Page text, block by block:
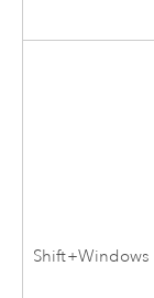
Shift+Windows